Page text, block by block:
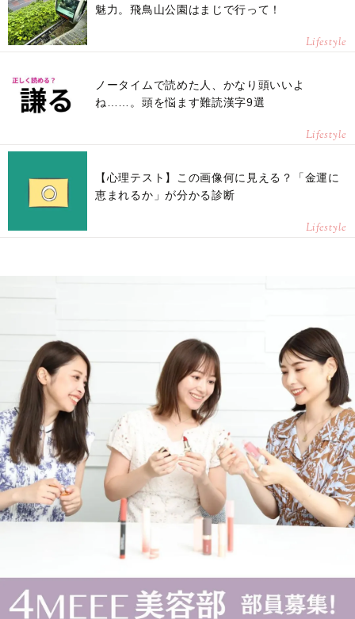
魅力。飛鳥山公園はまじで行って！
Lifestyle
ノータイムで読めた人、かなり頭いいよ
ね……。頭を悩ます難読漢字9選
Lifestyle
【心理テスト】この画像何に見える？「金運に
恵まれるか」が分かる診断
Lifestyle